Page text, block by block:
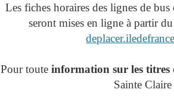
Les fiches horaires des lignes de
seront mises en ligne à partir
Pour toute information sur les titres
Sainte